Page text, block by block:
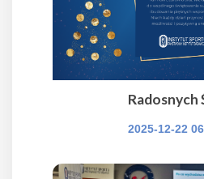
Radosnych
2025-12-22